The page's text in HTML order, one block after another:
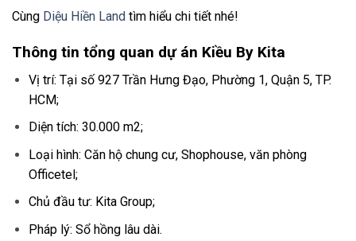
Cùng Diệu Hiền Land tìm hiểu chi tiết nhé!
Thông tin tổng quan dự án Kiều By Kita
Vị trí: Tại số 927 Trần Hưng Đạo, Phường 1, Quận 5, TP.
HCM;
Diện tích: 30.000 m2;
Loại hình: Căn hộ chung cư, Shophouse, văn phòng
Officetel;
Chủ đầu tư: Kita Group;
Pháp lý: Sổ hồng lâu dài.